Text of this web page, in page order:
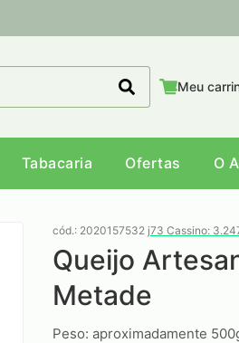
Meu
Tabacaria Ofertas O
cód.: 2020157532 j73 Cassino:
Queijo
Metade
Peso: aproximadamente